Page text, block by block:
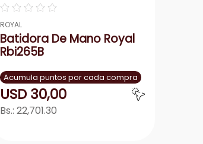
☆☆☆☆☆
ROYAL
Batidora De Mano Royal
Rbi265B
Acumula puntos por cada compra
USD 30,00
Bs.: 22,701.30